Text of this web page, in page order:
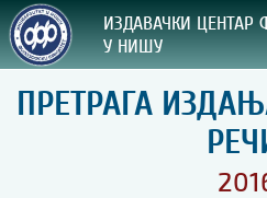
ИЗДАВАЧКИ ЦЕНТАР
У НИШУ
СВА НАША
ВРСТА ИЗДАЊА:
ПРЕТРАГА